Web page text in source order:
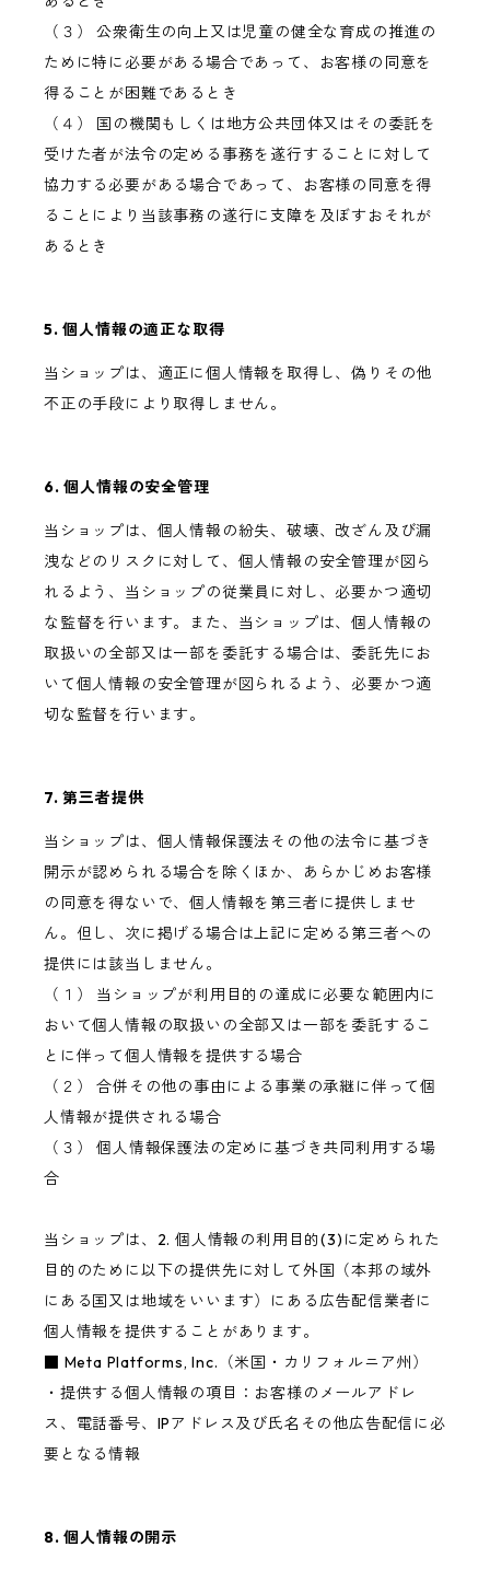
（３） 公衆衛生の向上又は児童の健全な育成の推進の
ために特に必要がある場合であって、お客様の同意を
得ることが困難であるとき
（４） 国の機関もしくは地方公共団体又はその委託を
受けた者が法令の定める事務を遂行することに対して
協力する必要がある場合であって、お客様の同意を得
ることにより当該事務の遂行に支障を及ぼすおそれが
あるとき
5. 個人情報の適正な取得
当ショップは、適正に個人情報を取得し、偽りその他
不正の手段により取得しません。
6. 個人情報の安全管理
当ショップは、個人情報の紛失、破壊、改ざん及び漏
洩などのリスクに対して、個人情報の安全管理が図ら
れるよう、当ショップの従業員に対し、必要かつ適切
な監督を行います。また、当ショップは、個人情報の
取扱いの全部又は一部を委託する場合は、委託先にお
いて個人情報の安全管理が図られるよう、必要かつ適
切な監督を行います。
7. 第三者提供
当ショップは、個人情報保護法その他の法令に基づき
開示が認められる場合を除くほか、あらかじめお客様
の同意を得ないで、個人情報を第三者に提供しませ
ん。但し、次に掲げる場合は上記に定める第三者への
提供には該当しません。
（１） 当ショップが利用目的の達成に必要な範囲内に
おいて個人情報の取扱いの全部又は一部を委託するこ
とに伴って個人情報を提供する場合
（２） 合併その他の事由による事業の承継に伴って個
人情報が提供される場合
（３） 個人情報保護法の定めに基づき共同利用する場
合
当ショップは、2. 個人情報の利用目的(3)に定められた
目的のために以下の提供先に対して外国（本邦の域外
にある国又は地域をいいます）にある広告配信業者に
個人情報を提供することがあります。
■ Meta Platforms, Inc.（米国・カリフォルニア州）
・提供する個人情報の項目：お客様のメールアドレ
ス、電話番号、IPアドレス及び氏名その他広告配信に必
要となる情報
8. 個人情報の開示